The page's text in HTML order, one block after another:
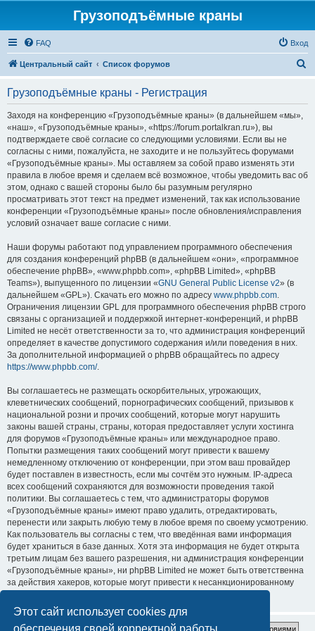
Этот сайт использует cookies для
обеспечения своей корректной работы.
Грузоподъёмные краны
FAQ Вход
Центральный сайт Список форумов
Грузоподъёмные краны - Регистрация
Заходя на конференцию «Грузоподъёмные краны» (в дальнейшем «мы»,
«наш», «Грузоподъёмные краны», «https://forum.portalkran.ru»), вы
подтверждаете своё согласие со следующими условиями. Если вы не
согласны с ними, пожалуйста, не заходите и не пользуйтесь форумами
«Грузоподъёмные краны». Мы оставляем за собой право изменять эти
правила в любое время и сделаем всё возможное, чтобы уведомить вас об
этом, однако с вашей стороны было бы разумным регулярно
просматривать этот текст на предмет изменений, так как использование
конференции «Грузоподъёмные краны» после обновления/исправления
условий означает ваше согласие с ними.
Наши форумы работают под управлением программного обеспечения
для создания конференций phpBB (в дальнейшем «они», «программное
обеспечение phpBB», «www.phpbb.com», «phpBB Limited», «phpBB
Teams»), выпущенного по лицензии «GNU General Public License v2» (в
дальнейшем «GPL»). Скачать его можно по адресу www.phpbb.com.
Ограничения лицензии GPL для программного обеспечения phpBB строго
связаны с организацией и поддержкой интернет-конференций, и phpBB
Limited не несёт ответственности за то, что администрация конференций
определяет в качестве допустимого содержания и/или поведения в них.
За дополнительной информацией о phpBB обращайтесь по адресу
https://www.phpbb.com/.
Вы соглашаетесь не размещать оскорбительных, угрожающих,
клеветнических сообщений, порнографических сообщений, призывов к
национальной розни и прочих сообщений, которые могут нарушить
законы вашей страны, страны, которая предоставляет услуги хостинга
для форумов «Грузоподъёмные краны» или международное право.
Попытки размещения таких сообщений могут привести к вашему
немедленному отключению от конференции, при этом ваш провайдер
будет поставлен в известность, если мы сочтём это нужным. IP-адреса
всех сообщений сохраняются для возможности проведения такой
политики. Вы соглашаетесь с тем, что администраторы форумов
«Грузоподъёмные краны» имеют право удалить, отредактировать,
перенести или закрыть любую тему в любое время по своему усмотрению.
Как пользователь вы согласны с тем, что введённая вами информация
будет храниться в базе данных. Хотя эта информация не будет открыта
третьим лицам без вашего разрешения, ни администрация конференции
«Грузоподъёмные краны», ни phpBB Limited не может быть ответственна
за действия хакеров, которые могут привести к несанкционированному